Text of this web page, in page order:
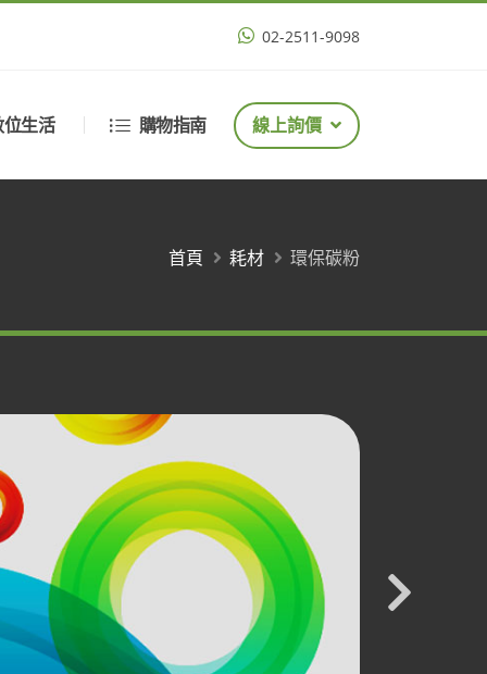
02-2511-9098
位生活 購物指南 線上詢價
首頁 耗材 環保碳粉